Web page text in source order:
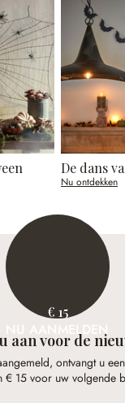
De dans
Nu ontdekken
€ 15
NU AANMELDEN
aan voor de
ontvangt u
€ 15 voor uw volgende